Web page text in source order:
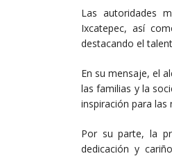
Las autoridades
Ixcatepec, así
destacando el
En su mensaje, el
las familias y la
inspiración para las
Por su parte, la
dedicación y